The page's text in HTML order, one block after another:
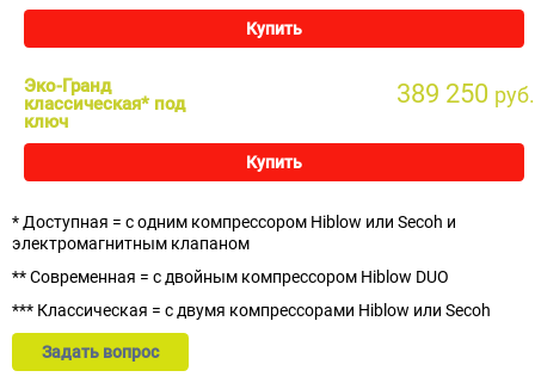
Купить
389 250 руб.
Эко-Гранд
классическая* под
ключ
Купить
* Доступная = с одним компрессором Hiblow или Secoh и
электромагнитным клапаном
** Современная = с двойным компрессором Hiblow DUO
*** Классическая = с двумя компрессорами Hiblow или Secoh
Задать вопрос